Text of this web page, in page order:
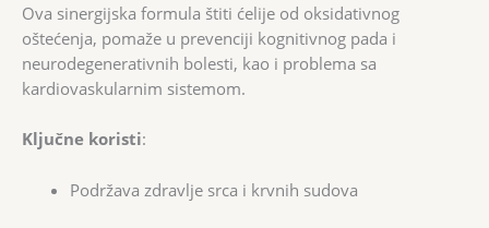
Ova sinergijska formula štiti ćelije od oksidativnog
oštećenja, pomaže u prevenciji kognitivnog pada i
neurodegenerativnih bolesti, kao i problema sa
kardiovaskularnim sistemom.
Ključne koristi:
Podržava zdravlje srca i krvnih sudova